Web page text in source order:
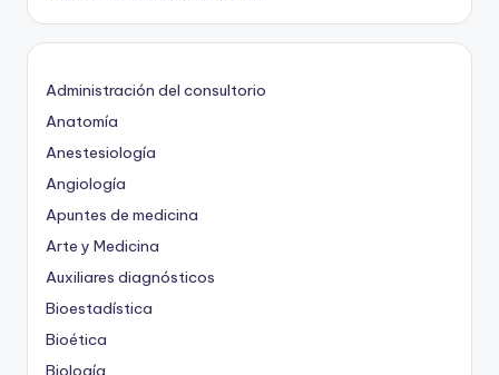
Administración del consultorio
Anatomía
Anestesiología
Angiología
Apuntes de medicina
Arte y Medicina
Auxiliares diagnósticos
Bioestadística
Bioética
Biología